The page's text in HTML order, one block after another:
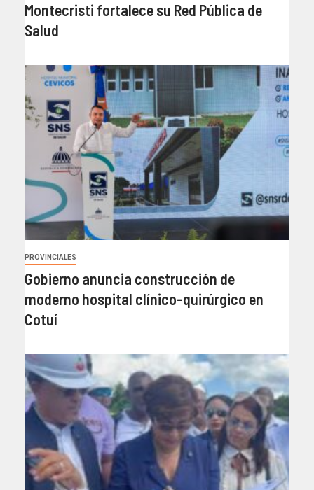
Montecristi fortalece su Red Pública de
Salud
PROVINCIALES
Gobierno anuncia construcción de
moderno hospital clínico-quirúrgico en
Cotuí